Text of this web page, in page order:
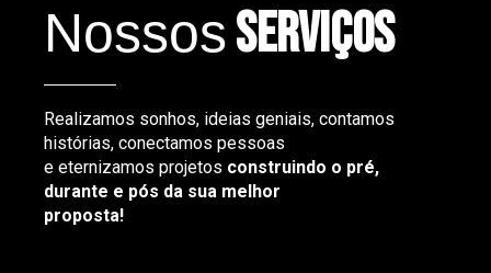
Nossosserviços
Realizamos sonhos, ideias geniais, contamos
histórias, conectamos pessoas
e eternizamos projetos construindo o pré,
durante e pós da sua melhor
proposta!